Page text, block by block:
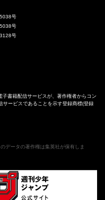
号
号
号
書籍配信サービスが、著作権者からコン
サービスであることを示す登録商標(登録
データの著作権は集英社が保有しま